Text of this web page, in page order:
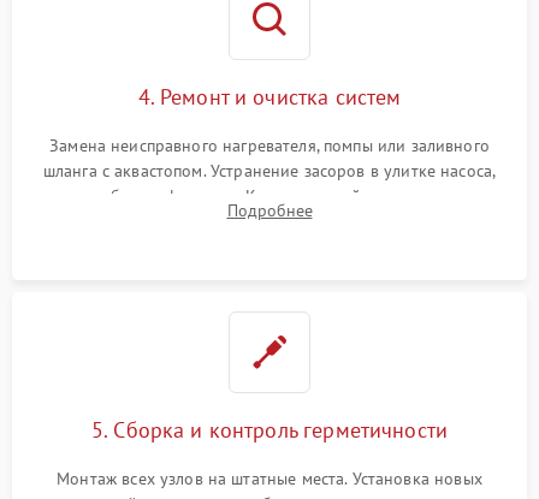
4. Ремонт и очистка систем
Замена неисправного нагревателя, помпы или заливного
шланга с аквастопом. Устранение засоров в улитке насоса,
патрубках и фильтрах. Компонентный ремонт платы
управления, восстановление поврежденной проводки.
Подробнее
5. Сборка и контроль герметичности
Монтаж всех узлов на штатные места. Установка новых